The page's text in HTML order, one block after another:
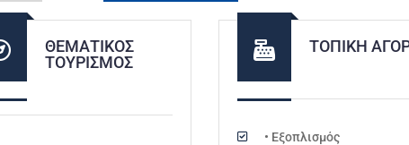
ΘΕΜΑΤΙΚΌΣ
ΤΟΥΡΙΣΜΌΣ
ΤΟΠΙΚΉ
• Εξοπλισμός